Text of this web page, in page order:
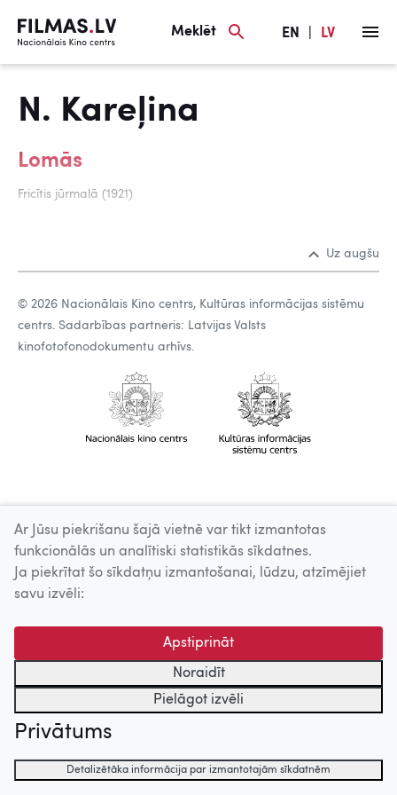
Meklēt EN LV
N. Kareļina
Lomās
Fricītis jūrmalā (1921)
Uz augšu
© 2026 Nacionālais Kino centrs, Kultūras informācijas sistēmu
centrs. Sadarbības partneris: Latvijas Valsts
kinofotofonodokumentu arhīvs.
Ar Jūsu piekrišanu šajā vietnē var tikt izmantotas
funkcionālās un analītiski statistikās sīkdatnes.
Ja piekrītat šo sīkdatņu izmantošanai, lūdzu, atzīmējiet
savu izvēli:
Apstiprināt
Noraidīt
Pielāgot izvēli
Privātums
Detalizētāka informācija par izmantotajām sīkdatnēm